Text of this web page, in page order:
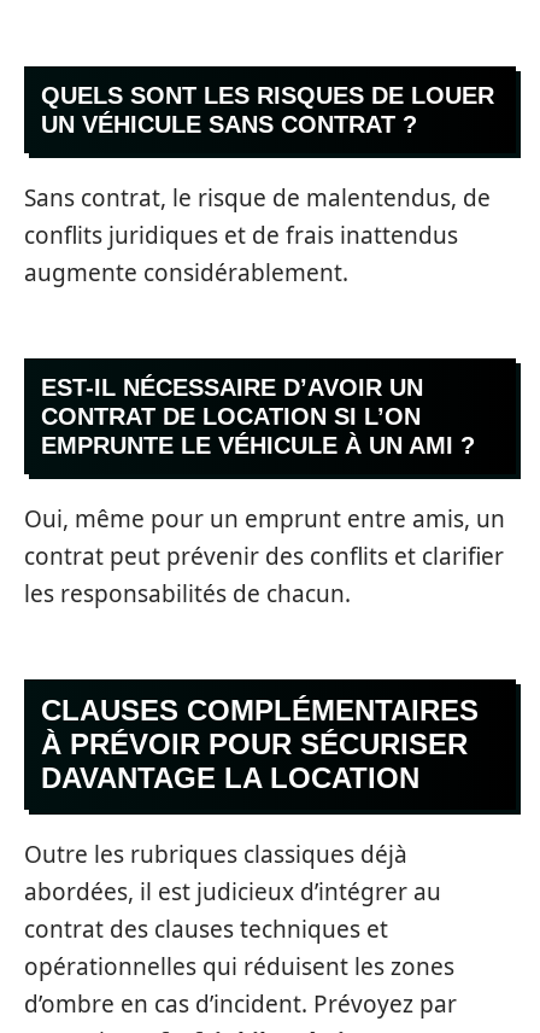
QUELS SONT LES RISQUES DE LOUER
UN VÉHICULE SANS CONTRAT ?
Sans contrat, le risque de malentendus, de
conflits juridiques et de frais inattendus
augmente considérablement.
EST-IL NÉCESSAIRE D’AVOIR UN
CONTRAT DE LOCATION SI L’ON
EMPRUNTE LE VÉHICULE À UN AMI ?
Oui, même pour un emprunt entre amis, un
contrat peut prévenir des conflits et clarifier
les responsabilités de chacun.
CLAUSES COMPLÉMENTAIRES
À PRÉVOIR POUR SÉCURISER
DAVANTAGE LA LOCATION
Outre les rubriques classiques déjà
abordées, il est judicieux d’intégrer au
contrat des clauses techniques et
opérationnelles qui réduisent les zones
d’ombre en cas d’incident. Prévoyez par